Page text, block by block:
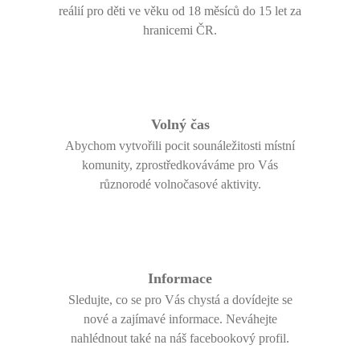
reálií pro děti ve věku od 18 měsíců do 15 let za
hranicemi ČR.
Volný čas
Abychom vytvořili pocit sounáležitosti místní
komunity, zprostředkováváme pro Vás
různorodé volnočasové aktivity.
Informace
Sledujte, co se pro Vás chystá a dovídejte se
nové a zajímavé informace. Neváhejte
nahlédnout také na náš facebookový profil.